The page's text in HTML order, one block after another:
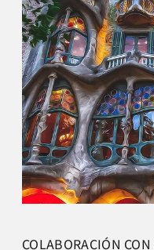
COLABORACIÓN CON